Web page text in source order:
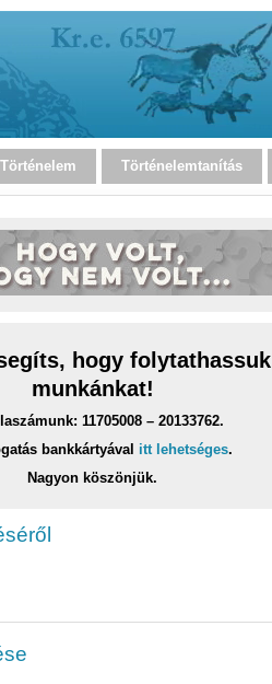
Történelem Történelemtanítás
hogy folytathassuk
munkánkat!
11705008 – 20133762.
bankkártyával itt lehetséges.
Nagyon köszönjük.